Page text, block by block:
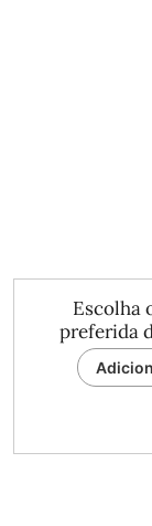
Escolha
preferida